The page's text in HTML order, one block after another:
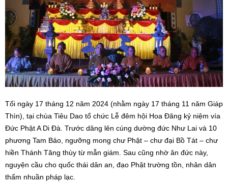
Tối ngày 17 tháng 12 năm 2024 (nhằm ngày 17 tháng 11 năm Giáp
Thìn), tại chùa Tiêu Dao tổ chức Lễ đêm hội Hoa Đăng kỷ niệm vía
Đức Phật A Di Đà. Trước dâng lên cúng dường đức Như Lai và 10
phương Tam Bảo, ngưỡng mong chư Phật – chư đại Bồ Tát – chư
hiền Thánh Tăng thùy từ mẫn giám. Sau cũng nhờ ân đức này,
nguyện cầu cho quốc thái dân an, đạo Phật trường tồn, nhân dân
thấm nhuần pháp lạc.